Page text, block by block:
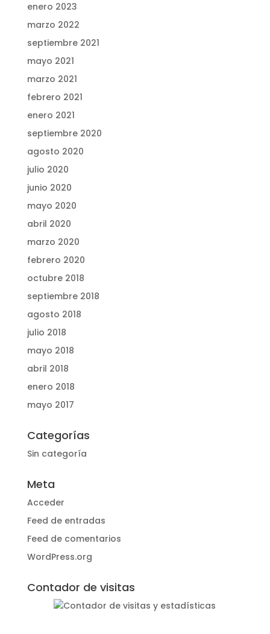
enero 2023
marzo 2022
septiembre 2021
mayo 2021
marzo 2021
febrero 2021
enero 2021
septiembre 2020
agosto 2020
julio 2020
junio 2020
mayo 2020
abril 2020
marzo 2020
febrero 2020
octubre 2018
septiembre 2018
agosto 2018
julio 2018
mayo 2018
abril 2018
enero 2018
mayo 2017
Categorías
Sin categoría
Meta
Acceder
Feed de entradas
Feed de comentarios
WordPress.org
Contador de visitas